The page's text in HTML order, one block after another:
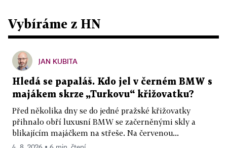
Vybíráme z HN
JAN KUBITA
Hledá se papaláš. Kdo jel v černém BMW s
majákem skrze „Turkovu“ křižovatku?
Před několika dny se do jedné pražské křižovatky
přihnalo obří luxusní BMW se začerněnými skly a
blikajícím majáčkem na střeše. Na červenou...